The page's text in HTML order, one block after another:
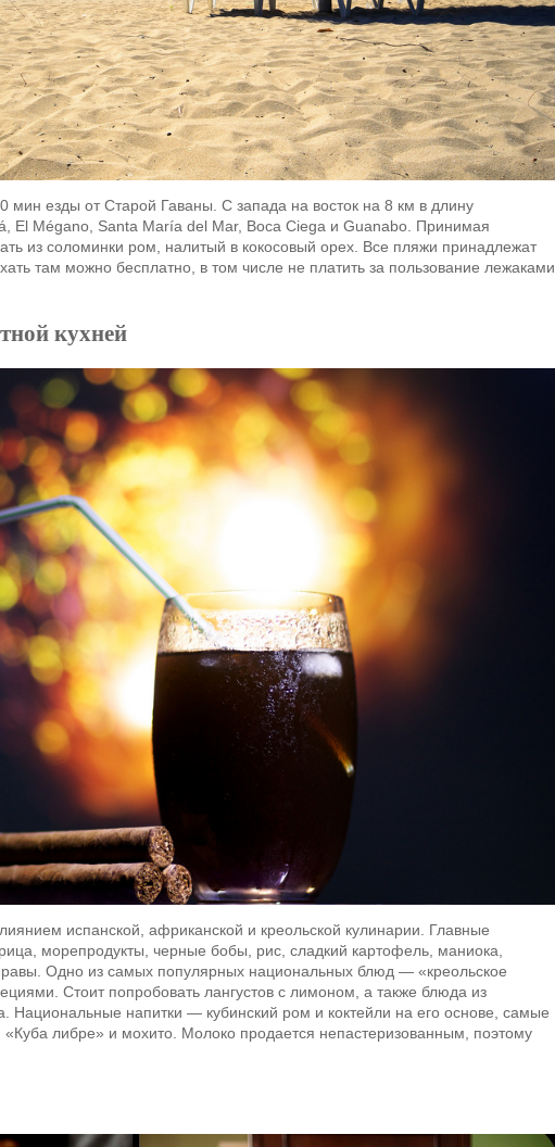
мин езды от Старой Гаваны. С запада на восток на 8 км в длину
El Mégano, Santa María del Mar, Boca Ciega и Guanabo. Принимая
из соломинки ром, налитый в кокосовый орех. Все пляжи принадлежат
там можно бесплатно, в том числе не платить за пользование лежаками
кухней
испанской, африканской и креольской кулинарии. Главные
морепродукты, черные бобы, рис, сладкий картофель, маниока,
Одно из самых популярных национальных блюд — «креольское
Стоит попробовать лангустов с лимоном, а также блюда из
Национальные напитки — кубинский ром и коктейли на его основе, самые
либре» и мохито. Молоко продается непастеризованным, поэтому